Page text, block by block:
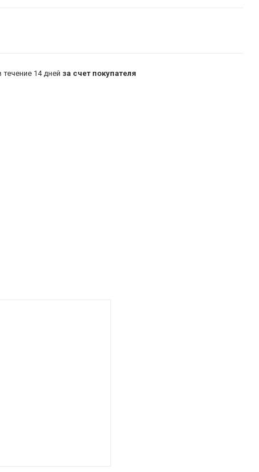
14 дней за счет покупателя